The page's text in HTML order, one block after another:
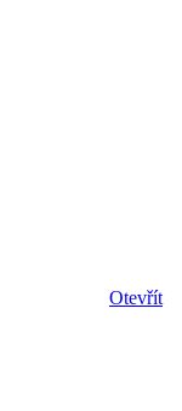
Otevřít